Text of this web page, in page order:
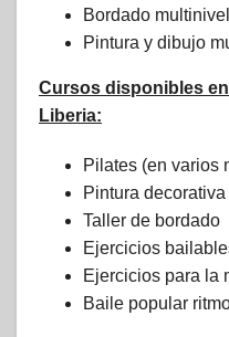
Bordado multinivel
Pintura y dibujo
Cursos disponibles
Liberia:
Pilates (en varios
Pintura decorativa
Taller de bordado
Ejercicios
Ejercicios para la
Baile popular